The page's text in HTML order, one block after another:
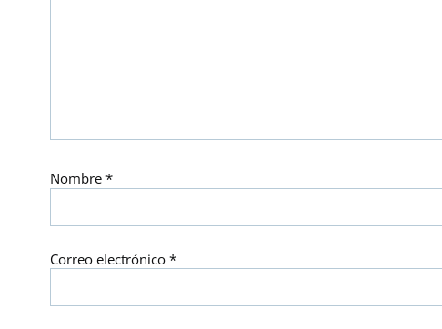
Nombre *
Correo electrónico *